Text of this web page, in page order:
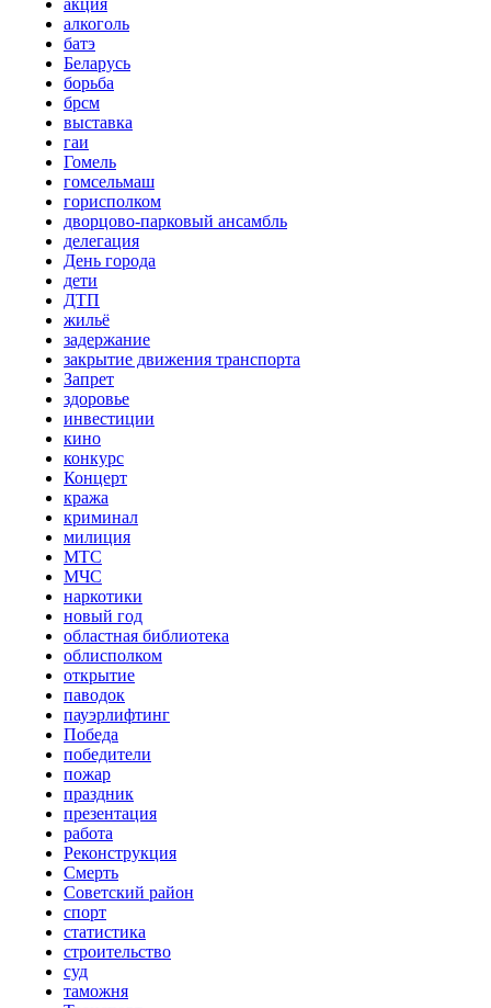
алкоголь
батэ
Беларусь
борьба
брсм
выставка
гаи
Гомель
гомсельмаш
горисполком
дворцово-парковый ансамбль
делегация
День города
дети
ДТП
жильё
задержание
закрытие движения транспорта
Запрет
здоровье
инвестиции
кино
конкурс
Концерт
кража
криминал
милиция
МТС
МЧС
наркотики
новый год
областная библиотека
облисполком
открытие
паводок
пауэрлифтинг
Победа
победители
пожар
праздник
презентация
работа
Реконструкция
Смерть
Советский район
спорт
статистика
строительство
суд
таможня